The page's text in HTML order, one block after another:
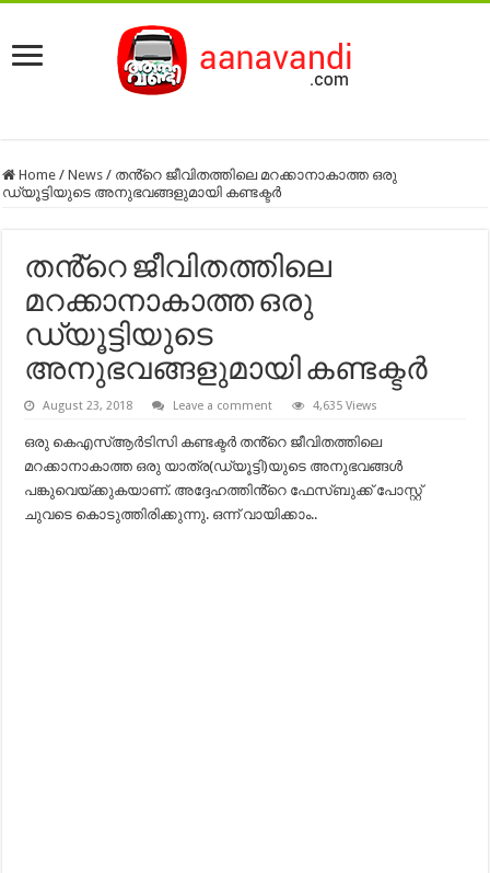
Home / News / തൻ്റെ ജീവിതത്തിലെ മറക്കാനാകാത്ത ഒരു
ഡ്യൂട്ടിയുടെ അനുഭവങ്ങളുമായി കണ്ടക്ടർ
തൻ്റെ ജീവിതത്തിലെ
മറക്കാനാകാത്ത ഒരു
ഡ്യൂട്ടിയുടെ
അനുഭവങ്ങളുമായി കണ്ടക്ടർ
August 23, 2018 Leave a comment 4,635 Views
ഒരു കെഎസ്ആർടിസി കണ്ടക്ടർ തൻ്റെ ജീവിതത്തിലെ
മറക്കാനാകാത്ത ഒരു യാത്ര(ഡ്യൂട്ടി)യുടെ അനുഭവങ്ങൾ
പങ്കുവെയ്ക്കുകയാണ്. അദ്ദേഹത്തിൻ്റെ ഫേസ്‌ബുക്ക് പോസ്റ്റ്
ചുവടെ കൊടുത്തിരിക്കുന്നു. ഒന്ന് വായിക്കാം..